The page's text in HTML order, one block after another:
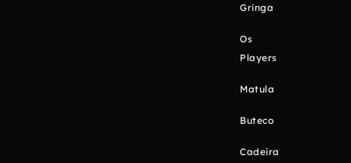
Gringa
Os
Players
Matula
Buteco
Cadeira